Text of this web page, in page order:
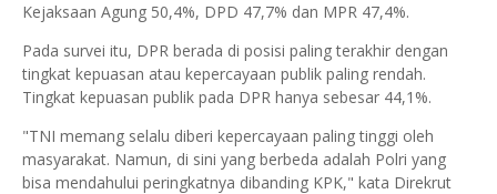
Kejaksaan Agung 50,4%, DPD 47,7% dan MPR 47,4%.
Pada survei itu, DPR berada di posisi paling terakhir dengan
tingkat kepuasan atau kepercayaan publik paling rendah.
Tingkat kepuasan publik pada DPR hanya sebesar 44,1%.
"TNI memang selalu diberi kepercayaan paling tinggi oleh
masyarakat. Namun, di sini yang berbeda adalah Polri yang
bisa mendahului peringkatnya dibanding KPK," kata Direkrut